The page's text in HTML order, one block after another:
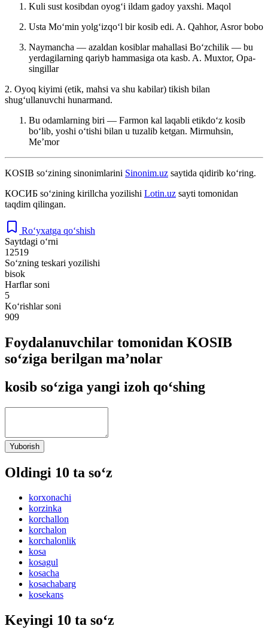
Kuli sust kosibdan oyogʻi ildam gadoy yaxshi. Maqol
Usta Moʻmin yolgʻizqoʻl bir kosib edi. A. Qahhor, Asror bobo
Naymancha — azaldan kosiblar mahallasi Boʻzchilik — bu
yerdagilarning qariyb hammasiga ota kasb. A. Muxtor, Opa-
singillar
2. Oyoq kiyimi (etik, mahsi va shu kabilar) tikish bilan
shugʻullanuvchi hunarmand.
Bu odamlarning biri — Farmon kal laqabli etikdoʻz kosib
boʻlib, yoshi oʻtishi bilan u tuzalib ketgan. Mirmuhsin,
Meʼmor
KOSIB so‘zining sinonimlarini Sinonim.uz saytida qidirib ko‘ring.
КОСИБ so‘zining kirillcha yozilishi Lotin.uz sayti tomonidan
taqdim qilingan.
Ro‘yxatga qo‘shish
Saytdagi o‘rni
12519
So‘zning teskari yozilishi
bisok
Harflar soni
5
Ko‘rishlar soni
909
Foydalanuvchilar tomonidan KOSIB
so‘ziga berilgan ma’nolar
kosib so‘ziga yangi izoh qo‘shing
Yuborish
Oldingi 10 ta so‘z
korxonachi
korzinka
korchallon
korchalon
korchalonlik
kosa
kosagul
kosacha
kosachabarg
kosekans
Keyingi 10 ta so‘z